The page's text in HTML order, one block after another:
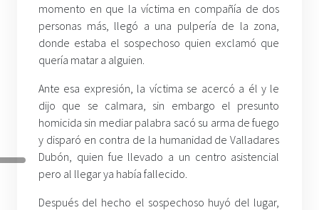
momento en que la víctima en compañía de dos
personas más, llegó a una pulpería de la zona,
donde estaba el sospechoso quien exclamó que
quería matar a alguien.
Ante esa expresión, la víctima se acercó a él y le
dijo que se calmara, sin embargo el presunto
homicida sin mediar palabra sacó su arma de fuego
y disparó en contra de la humanidad de Valladares
Dubón, quien fue llevado a un centro asistencial
pero al llegar ya había fallecido.
Después del hecho el sospechoso huyó del lugar,